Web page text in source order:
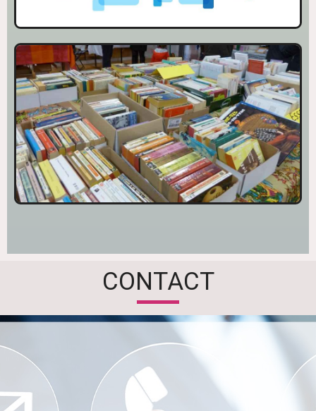
Nouvelle aquisition
Nouveaux titres
CONTACT